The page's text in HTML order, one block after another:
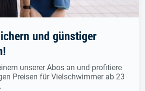
und günstiger
unserer Abos an und profitiere
Preisen für Vielschwimmer ab 23